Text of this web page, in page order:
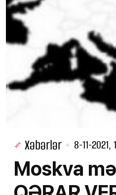
Xəbərlər 8-11-2021,
Moskva